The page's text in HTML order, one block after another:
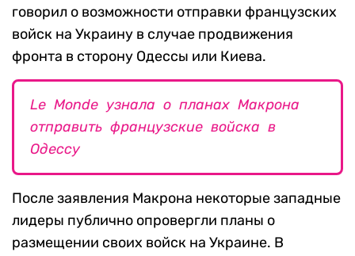
говорил о возможности отправки французских
войск на Украину в случае продвижения
фронта в сторону Одессы или Киева.
Le Monde узнала о планах Макрона
отправить французские войска в
Одессу
После заявления Макрона некоторые западные
лидеры публично опровергли планы о
размещении своих войск на Украине. В